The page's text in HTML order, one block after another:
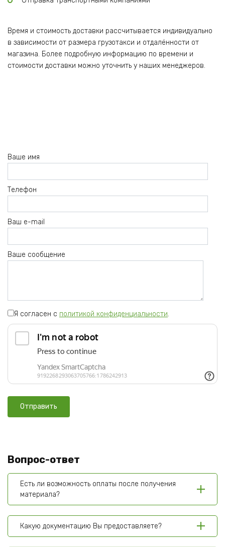
Время и стоимость доставки рассчитывается индивидуально
в зависимости от размера грузотакси и отдалённости от
магазина. Более подробную информацию по времени и
стоимости доставки можно уточнить у наших менеджеров.
Ваше имя
Телефон
Ваш e-mail
Ваше сообщение
Я согласен с политикой конфиденциальности.
Вопрос-ответ
Есть ли возможность оплаты после получения
материала?
Какую документацию Вы предоставляете?